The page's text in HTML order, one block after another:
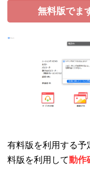
無料版でま
有料版を利用する
料版を利用して動作